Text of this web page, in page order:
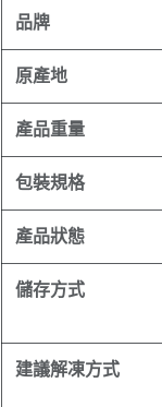
品牌
原產地
產品重量
包裝規格
產品狀態
儲存方式
建議解凍方式